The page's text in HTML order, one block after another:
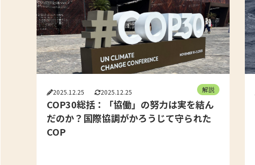
2025.12.25 2025.12.25 解説
COP30総括：「協働」の努力は実を結ん
だのか？国際協調がかろうじて守られた
COP